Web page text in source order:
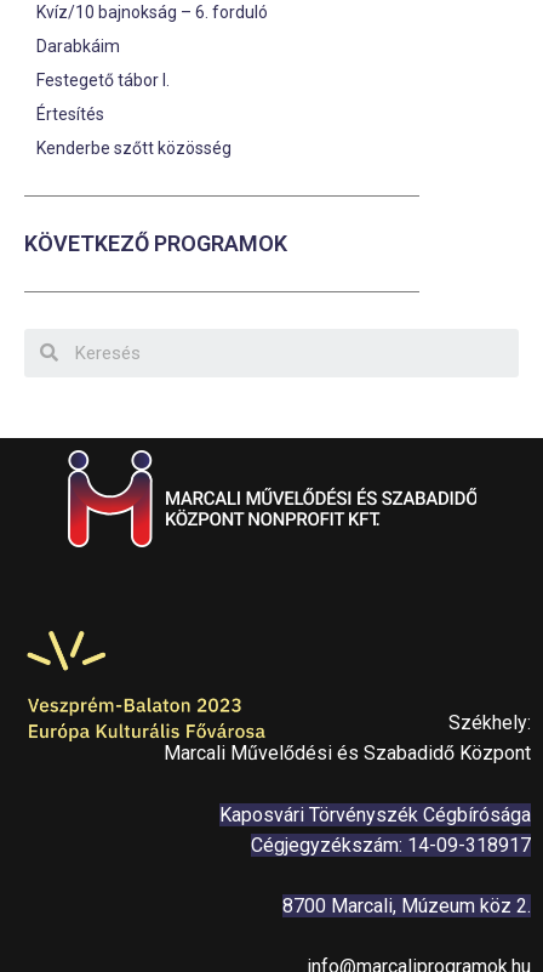
Kvíz/10 bajnokság – 6. forduló
Darabkáim
Festegető tábor I.
Értesítés
Kenderbe szőtt közösség
KÖVETKEZŐ PROGRAMOK
Székhely:
Marcali Művelődési és Szabadidő Központ
Kaposvári Törvényszék Cégbírósága
Cégjegyzékszám: 14-09-318917
8700 Marcali, Múzeum köz 2.
info@marcaliprogramok.hu